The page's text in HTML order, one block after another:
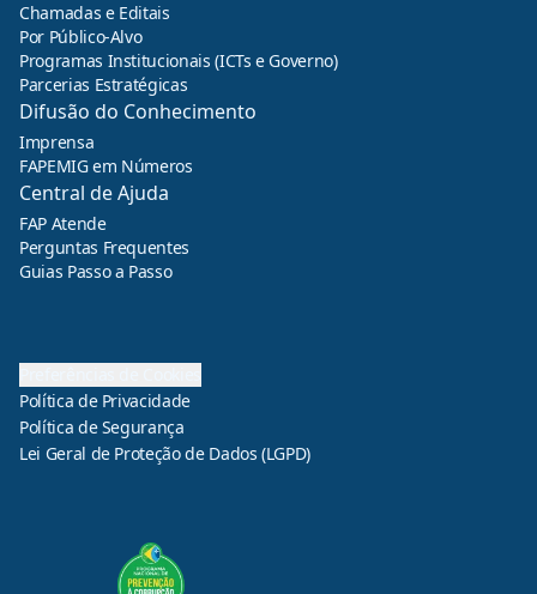
Chamadas e Editais
Por Público-Alvo
Programas Institucionais (ICTs e Governo)
Parcerias Estratégicas
Difusão do Conhecimento
Imprensa
FAPEMIG em Números
Central de Ajuda
FAP Atende
Perguntas Frequentes
Guias Passo a Passo
Política de Privacidade
Política de Segurança
Lei Geral de Proteção de Dados (LGPD)